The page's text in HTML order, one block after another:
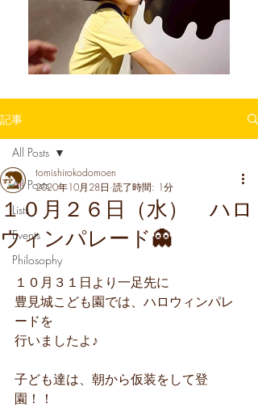
記事
All Posts
Lists
Events
Philosophy
All Posts
１０月２６日（水） ハロ
ウィンパレード👻
tomishirokodomoen
2020年10月28日 読了時間: 1分
１０月３１日より一足先に
豊見城こども園では、ハロウィンパレ
ードを
行いましたよ♪
子ども達は、朝から仮装をして登
園！！